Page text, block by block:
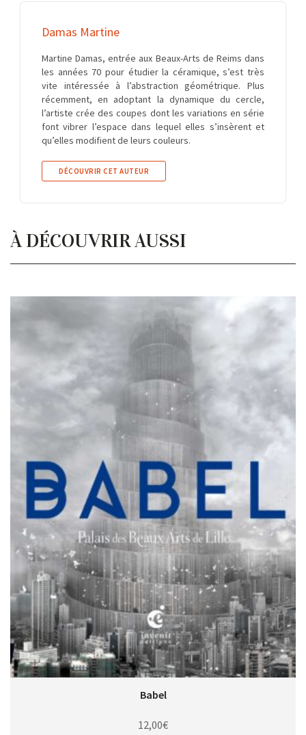
Damas Martine
Martine Damas, entrée aux Beaux-Arts de Reims dans
les années 70 pour étudier la céramique, s’est très
vite intéressée à l’abstraction géométrique. Plus
récemment, en adoptant la dynamique du cercle,
l’artiste crée des coupes dont les variations en série
font vibrer l’espace dans lequel elles s’insèrent et
qu’elles modifient de leurs couleurs.
DÉCOUVRIR CET AUTEUR
À DÉCOUVRIR AUSSI
Babel
12,00€